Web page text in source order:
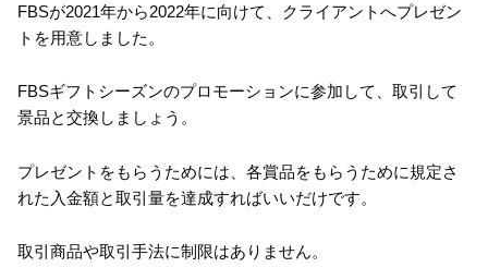
FBSが2021年から2022年に向けて、クライアントへプレゼン
トを用意しました。
FBSギフトシーズンのプロモーションに参加して、取引して
景品と交換しましょう。
プレゼントをもらうためには、各賞品をもらうために規定さ
れた入金額と取引量を達成すればいいだけです。
取引商品や取引手法に制限はありません。